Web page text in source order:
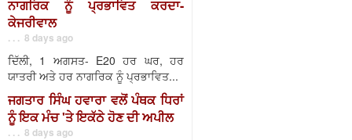
ਨਾਗਰਿਕ ਨੂੰ ਪ੍ਰਭਾਵਿਤ ਕਰਦਾ-
ਕੇਜਰੀਵਾਲ
. . . 8 days ago
ਦਿੱਲੀ, 1 ਅਗਸਤ- E20 ਹਰ ਘਰ, ਹਰ
ਯਾਤਰੀ ਅਤੇ ਹਰ ਨਾਗਰਿਕ ਨੂੰ ਪ੍ਰਭਾਵਿਤ...
ਜਗਤਾਰ ਸਿੰਘ ਹਵਾਰਾ ਵਲੋਂ ਪੰਥਕ ਧਿਰਾਂ
ਨੂੰ ਇਕ ਮੰਚ 'ਤੇ ਇਕੱਠੇ ਹੋਣ ਦੀ ਅਪੀਲ
. . . 8 days ago